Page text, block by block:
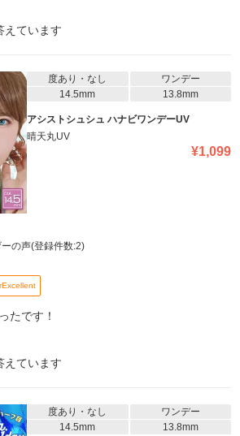
えています
度あり・なし
ワンデー
14.5mm
13.8mm
アシストシュシュ ハナビワンデーUV
晴天丸UV
¥1,099
の声(登録件数:2)
たです！
えています
度あり・なし
ワンデー
14.5mm
13.8mm